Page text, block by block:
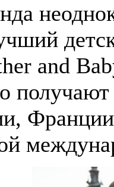
and